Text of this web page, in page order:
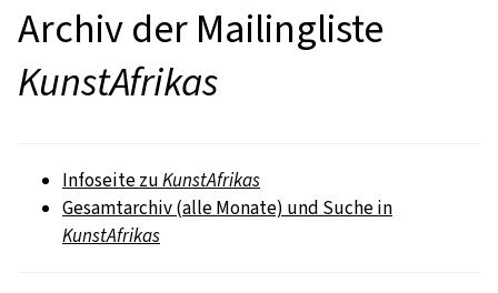
Archiv der Mailingliste
KunstAfrikas
Infoseite zuKunstAfrikas
Gesamtarchiv (alle Monate) und Suche in
KunstAfrikas